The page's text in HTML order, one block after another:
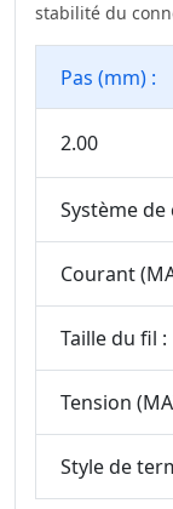
stabilité du
Pas (mm) :
2.00
Système
Courant
Taille du fil :
Tension
Style de